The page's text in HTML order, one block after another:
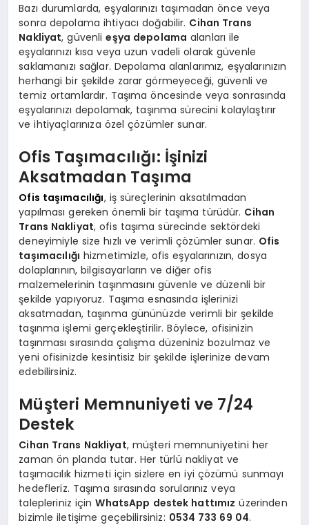
Bazı durumlarda, eşyalarınızı taşımadan önce veya
sonra depolama ihtiyacı doğabilir. Cihan Trans
Nakliyat, güvenlieşya depolama alanları ile
eşyalarınızı kısa veya uzun vadeli olarak güvenle
saklamanızı sağlar. Depolama alanlarımız, eşyalarınızın
herhangi bir şekilde zarar görmeyeceği, güvenli ve
temiz ortamlardır. Taşıma öncesinde veya sonrasında
eşyalarınızı depolamak, taşınma sürecini kolaylaştırır
ve ihtiyaçlarınıza özel çözümler sunar.
Ofis Taşımacılığı: İşinizi
Aksatmadan Taşıma
Ofis taşımacılığı, iş süreçlerinin aksatılmadan
yapılması gereken önemli bir taşıma türüdür. Cihan
Trans Nakliyat, ofis taşıma sürecinde sektördeki
deneyimiyle size hızlı ve verimli çözümler sunar. Ofis
taşımacılığı hizmetimizle, ofis eşyalarınızın, dosya
dolaplarının, bilgisayarların ve diğer ofis
malzemelerinin taşınmasını güvenle ve düzenli bir
şekilde yapıyoruz. Taşıma esnasında işlerinizi
aksatmadan, taşınma gününüzde verimli bir şekilde
taşınma işlemi gerçekleştirilir. Böylece, ofisinizin
taşınması sırasında çalışma düzeniniz bozulmaz ve
yeni ofisinizde kesintisiz bir şekilde işlerinize devam
edebilirsiniz.
Müşteri Memnuniyeti ve 7/24
Destek
Cihan Trans Nakliyat, müşteri memnuniyetini her
zaman ön planda tutar. Her türlü nakliyat ve
taşımacılık hizmeti için sizlere en iyi çözümü sunmayı
hedefleriz. Taşıma sırasında sorularınız veya
talepleriniz içinWhatsApp destek hattımız üzerinden
bizimle iletişime geçebilirsiniz: 0534 733 69 04.